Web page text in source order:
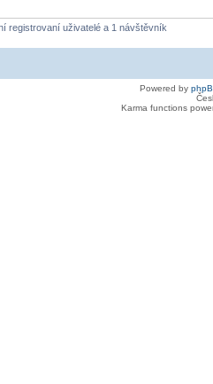
registrovaní uživatelé a 1 návštěvník
Powered by
Karma functions